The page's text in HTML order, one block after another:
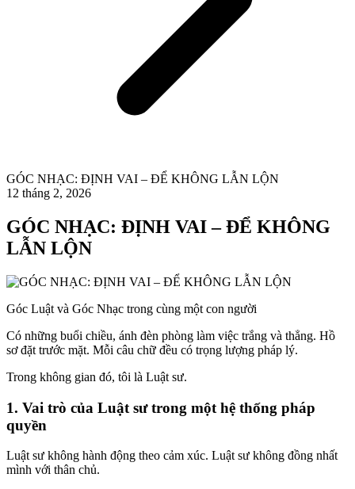
GÓC NHẠC: ĐỊNH VAI – ĐỂ KHÔNG LẪN LỘN
12 tháng 2, 2026
GÓC NHẠC: ĐỊNH VAI – ĐỂ KHÔNG
LẪN LỘN
Góc Luật và Góc Nhạc trong cùng một con người
Có những buổi chiều, ánh đèn phòng làm việc trắng và thẳng. Hồ
sơ đặt trước mặt. Mỗi câu chữ đều có trọng lượng pháp lý.
Trong không gian đó, tôi là Luật sư.
1. Vai trò của Luật sư trong một hệ thống pháp
quyền
Luật sư không hành động theo cảm xúc. Luật sư không đồng nhất
mình với thân chủ.